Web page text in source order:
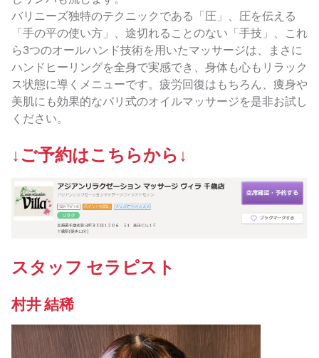
バリニーズ独特のテクニックである「圧」、圧を伝える
「手の平の使い方」、途切れることのない「手技」、これ
ら3つのオールハンド技術を用いたマッサージは、まさに
ハンドヒーリングを全身で実感でき、身体も心もリラック
ス状態に導くメニューです。疲労回復はもちろん、痩身や
美肌にも効果的なバリ式のオイルマッサージを是非お試し
ください。
↓ご予約はこちらから↓
スタッフ セラピスト
村井 結稀